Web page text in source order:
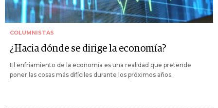
COLUMNISTAS
¿Hacia dónde se dirige la economía?
El enfriamiento de la economía es una realidad que pretende
poner las cosas más difíciles durante los próximos años.